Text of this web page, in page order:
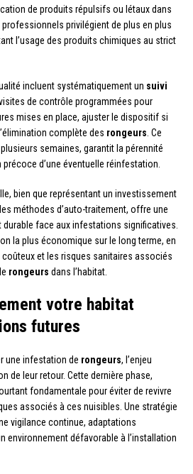
de produits répulsifs ou létaux dans
privilégient de plus en plus
l’usage des produits chimiques au strict
incluent systématiquement un suivi
de contrôle programmées pour
mises en place, ajuster le dispositif si
complète des rongeurs . Ce
semaines, garantit la pérennité
d’une éventuelle réinfestation.
bien que représentant un investissement
méthodes d’auto-traitement, offre une
face aux infestations significatives.
la plus économique sur le long terme, en
et les risques sanitaires associés
rongeurs dans l’habitat.
votre habitat
futures
une infestation de rongeurs, l’enjeu
de leur retour. Cette dernière phase,
fondamentale pour éviter de revivre
associés à ces nuisibles. Une stratégie
vigilance continue, adaptations
environnement défavorable à l’installation